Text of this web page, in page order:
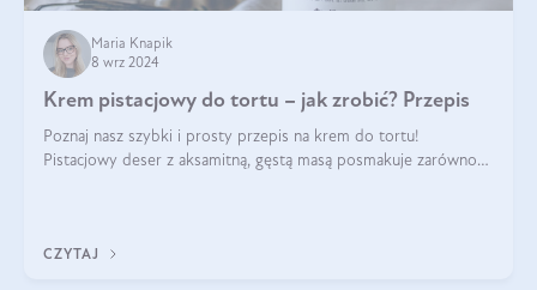
Maria Knapik
8 wrz 2024
Krem pistacjowy do tortu – jak zrobić? Przepis
Poznaj nasz szybki i prosty przepis na krem do tortu!
Pistacjowy deser z aksamitną, gęstą masą posmakuje zarówno
CZYTAJ